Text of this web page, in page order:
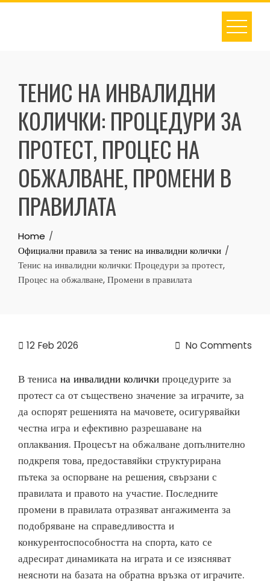
Skip
ТЕНИС НА ИНВАЛИДНИ
КОЛИЧКИ: ПРОЦЕДУРИ ЗА
ПРОТЕСТ, ПРОЦЕС НА
ОБЖАЛВАНЕ, ПРОМЕНИ В
ПРАВИЛАТА
Home
Официални правила за тенис на инвалидни колички
Тенис на инвалидни колички: Процедури за протест,
Процес на обжалване, Промени в правилата
12 Feb 2026 No Comments
В тениса на инвалидни колички процедурите за
протест са от съществено значение за играчите, за
да оспорят решенията на мачовете, осигурявайки
честна игра и ефективно разрешаване на
оплаквания. Процесът на обжалване допълнително
подкрепя това, предоставяйки структурирана
пътека за оспорване на решения, свързани с
правилата и правото на участие. Последните
промени в правилата отразяват ангажимента за
подобряване на справедливостта и
конкурентоспособността на спорта, като се
адресират динамиката на играта и се изясняват
неясноти на базата на обратна връзка от играчите.